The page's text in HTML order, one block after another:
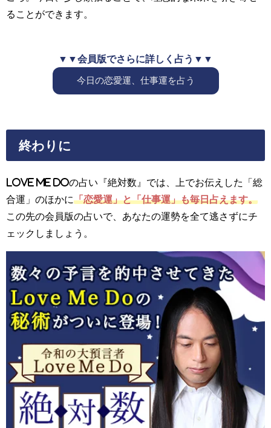
ることができます。
▼▼会員版でさらに詳しく占う▼▼
今日の恋愛運、仕事運を占う
終わりに
Love Me Doの占い『絶対数』では、上でお伝えした「総
合運」のほかに「恋愛運」と「仕事運」も毎日占えます。
この先の会員版の占いで、あなたの運勢を全て逃さずにチ
ェックしましょう。